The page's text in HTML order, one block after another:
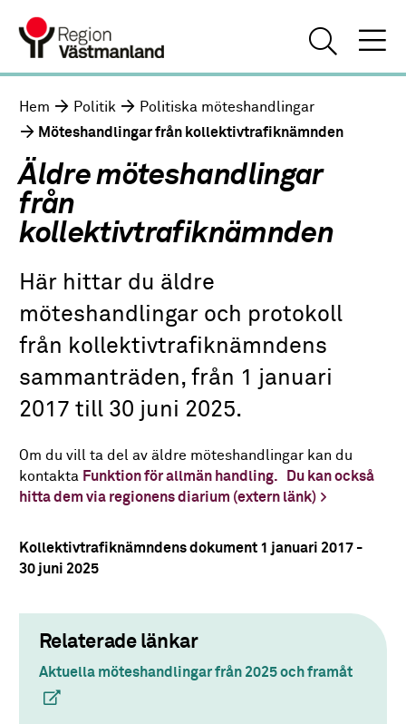
Hem Politik
Politiska möteshandlingar
Möteshandlingar från kollektivtrafiknämnden
Äldre möteshandlingar
från
kollektivtrafiknämnden
Här hittar du äldre
möteshandlingar och protokoll
från kollektivtrafiknämndens
sammanträden, från 1 januari
2017 till 30 juni 2025.
Om du vill ta del av äldre möteshandlingar kan du
kontakta Funktion för allmän handling.
Du kan också
hitta dem via regionens diarium (extern länk)
Kollektivtrafiknämndens dokument 1 januari 2017 -
30 juni 2025
Relaterade länkar
Aktuella möteshandlingar från 2025 och framåt(extern